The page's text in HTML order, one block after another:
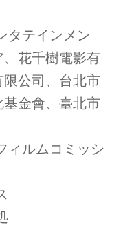
タテインメン
、花千樹電影有
公司、台北市
金會、臺北市
ィルムコミッシ